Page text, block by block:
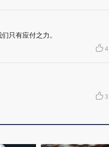
只有应付之力。
4
3